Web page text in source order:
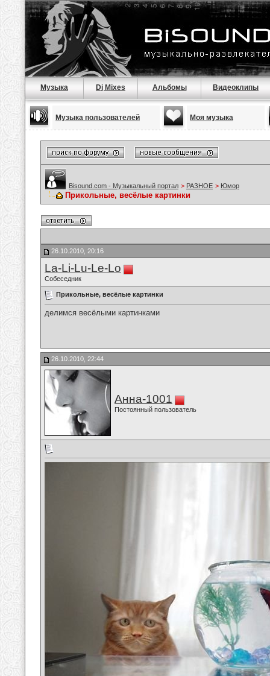
Музыка Dj Mixes Альбомы Видеоклипы
Музыка пользователей Моя музыка
Bisound.com - Музыкальный портал > РАЗНОЕ > Юмор
Прикольные, весёлые картинки
26.10.2010, 20:16
La-Li-Lu-Le-Lo
Собеседник
Прикольные, весёлые картинки
делимся весёлыми картинками
26.10.2010, 22:44
Анна-1001
Постоянный пользователь